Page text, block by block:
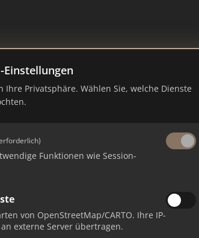
Einstellungen
Ihre Privatsphäre. Wählen Sie, welche Dienste
Funktionen wie Session-
von OpenStreetMap/CARTO. Ihre IP-
externe Server übertragen.